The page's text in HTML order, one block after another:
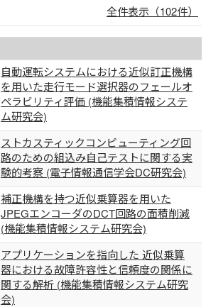
全件表示（102件）
自動運転システムにおける近似訂正機構
を用いた走行モード選択器のフェールオ
ペラビリティ評価 (機能集積情報システ
ム研究会)
ストカスティックコンピューティング回
路のための組込み自己テストに関する実
験的考察 (電子情報通信学会DC研究会)
補正機構を持つ近似乗算器を用いた
JPEGエンコーダのDCT回路の面積削減
(機能集積情報システム研究会)
アプリケーションを指向した 近似乗算
器における故障許容性と信頼度の関係に
関する解析 (機能集積情報システム研究
会)